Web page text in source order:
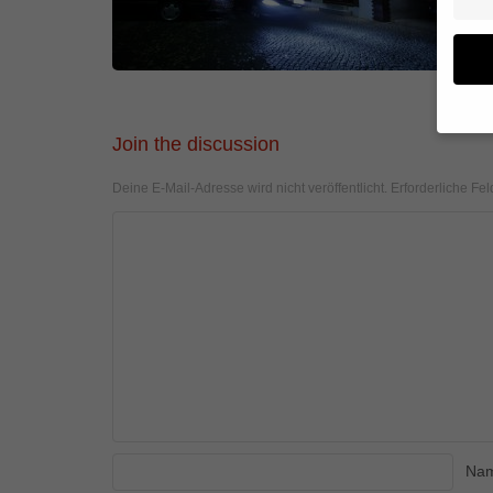
Join the discussion
Deine E-Mail-Adresse wird nicht veröffentlicht. Erforderliche